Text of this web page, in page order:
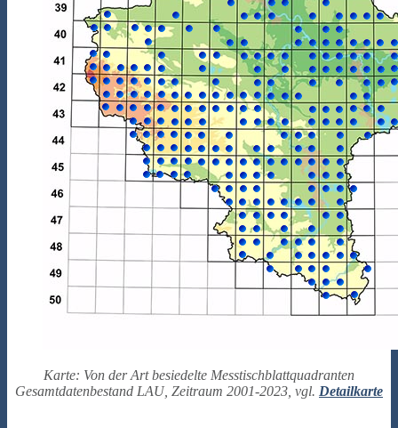
Karte: Von der Art besiedelte Messtischblattquadranten
Gesamtdatenbestand LAU, Zeitraum 2001-2023, vgl. Detailkarte